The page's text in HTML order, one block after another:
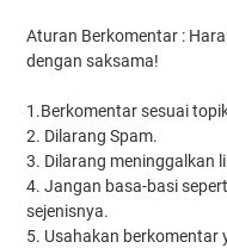
Aturan Berkomentar :
dengan saksama!
1.Berkomentar sesuai
2. Dilarang Spam.
3. Dilarang meninggalkan
4. Jangan basa-basi
sejenisnya.
5. Usahakan berkomentar